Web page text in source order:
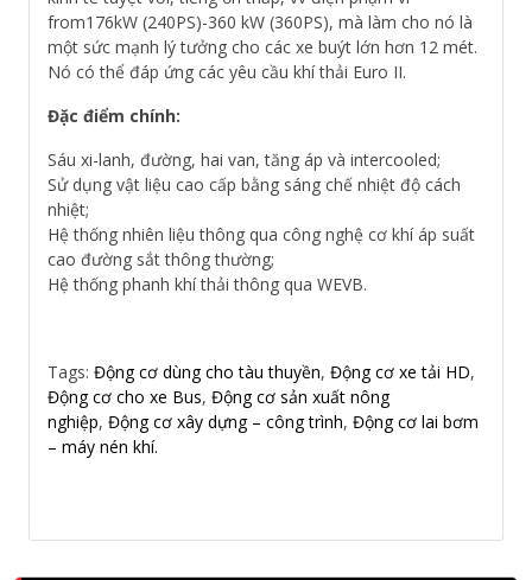
from176kW (240PS)-360 kW (360PS), mà làm cho nó là
một sức mạnh lý tưởng cho các xe buýt lớn hơn 12 mét.
Nó có thể đáp ứng các yêu cầu khí thải Euro II.
Đặc điểm chính:
Sáu xi-lanh, đường, hai van, tăng áp và intercooled;
Sử dụng vật liệu cao cấp bằng sáng chế nhiệt độ cách
nhiệt;
Hệ thống nhiên liệu thông qua công nghệ cơ khí áp suất
cao đường sắt thông thường;
Hệ thống phanh khí thải thông qua WEVB.
Tags: Động cơ dùng cho tàu thuyền, Động cơ xe tải HD,
Động cơ cho xe Bus, Động cơ sản xuất nông
nghiệp, Động cơ xây dựng – công trình, Động cơ lai bơm
– máy nén khí.